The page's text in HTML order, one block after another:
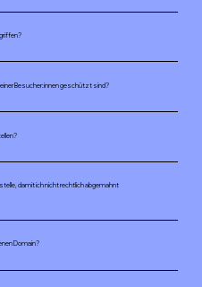
Besucher:innen geschützt sind?
damit ich nicht rechtlich abgemahnt
Domain?